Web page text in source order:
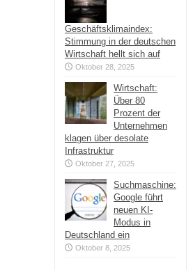
Geschäftsklimaindex:
Stimmung in der deutschen
Wirtschaft hellt sich auf
Oktober 28, 2025
Wirtschaft:
Über 80
Prozent der
Unternehmen
klagen über desolate
Infrastruktur
Oktober 27, 2025
Suchmaschine:
Google führt
neuen KI-
Modus in
Deutschland ein
Oktober 8, 2025